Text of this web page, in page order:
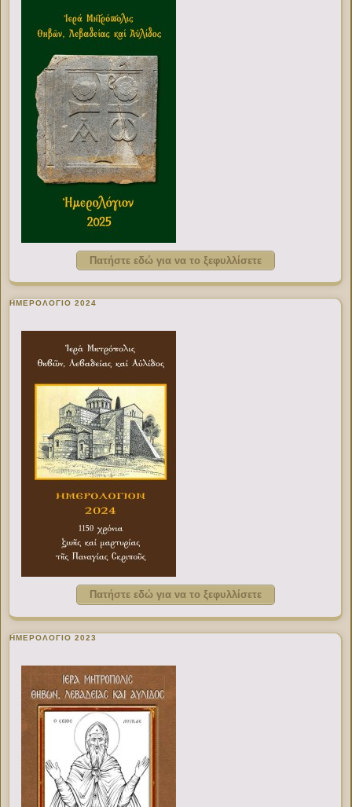
Πατήστε εδώ για να το ξεφυλλίσετε
ΗΜΕΡΟΛΟΓΙΟ 2024
Πατήστε εδώ για να το ξεφυλλίσετε
ΗΜΕΡΟΛΟΓΙΟ 2023